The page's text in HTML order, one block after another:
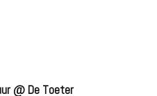
@ De Toeter